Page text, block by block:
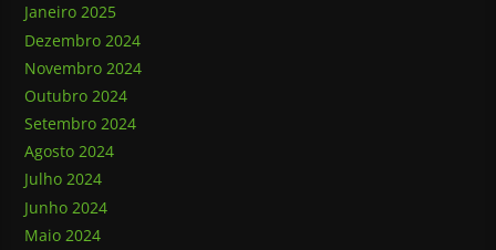
Janeiro 2025
Dezembro 2024
Novembro 2024
Outubro 2024
Setembro 2024
Agosto 2024
Julho 2024
Junho 2024
Maio 2024